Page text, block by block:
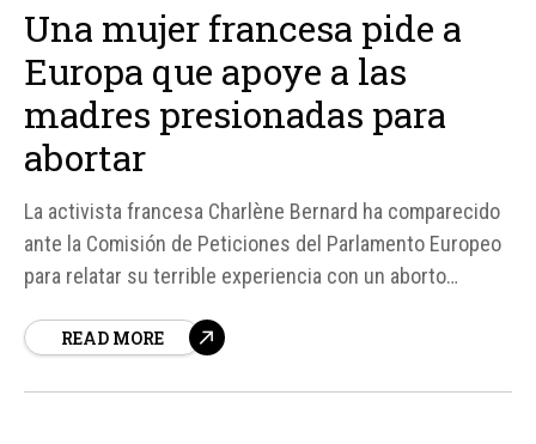
Una mujer francesa pide a
Europa que apoye a las
madres presionadas para
abortar
La activista francesa Charlène Bernard ha comparecido
ante la Comisión de Peticiones del Parlamento Europeo
para relatar su terrible experiencia con un aborto
continuar con sus embarazos a pesar de las presiones
READ MORE